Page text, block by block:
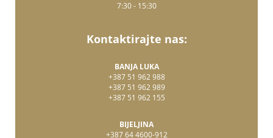
7:30 - 15:30
Kontaktirajte nas:
BANJA LUKA
+387 51 962 988
+387 51 962 989
+387 51 962 155
BIJELJINA
+387 64 4600-912